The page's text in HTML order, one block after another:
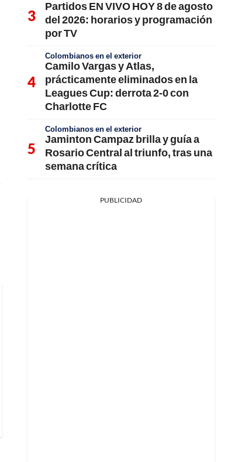
Partidos EN VIVO HOY 8 de agosto
del 2026: horarios y programación
por TV
Colombianos en el exterior
Camilo Vargas y Atlas,
prácticamente eliminados en la
Leagues Cup: derrota 2-0 con
Charlotte FC
Colombianos en el exterior
Jaminton Campaz brilla y guía a
Rosario Central al triunfo, tras una
semana crítica
PUBLICIDAD